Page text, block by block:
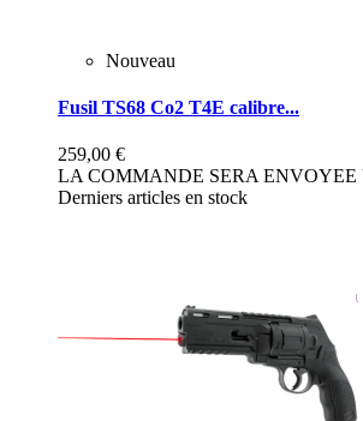
Nouveau
Fusil TS68 Co2 T4E calibre...
259,00 €
LA COMMANDE SERA ENVOYEE
Derniers articles en stock